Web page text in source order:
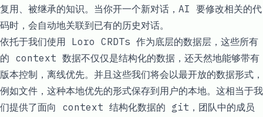
复用、被继承的知识。当你开一个新对话，AI 要修改相关的代
码时，会自动地关联到已有的历史对话。
依托于我们使用 Loro CRDTs 作为底层的数据层，这些所有
的 context 数据不仅仅是结构化的数据，还天然地能够带有
版本控制，离线优先。并且这些我们将会以最开放的数据形式，
例如文件，这种本地优先的形式保存到用户的本地。这相当于我
们提供了面向 context 结构化数据的 git，团队中的成员